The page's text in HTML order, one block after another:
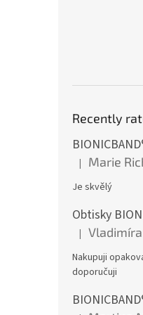
Recently
The product
| Marie
Je skvělý
Obtisky
The product
|
Nakupuji
doporučuji